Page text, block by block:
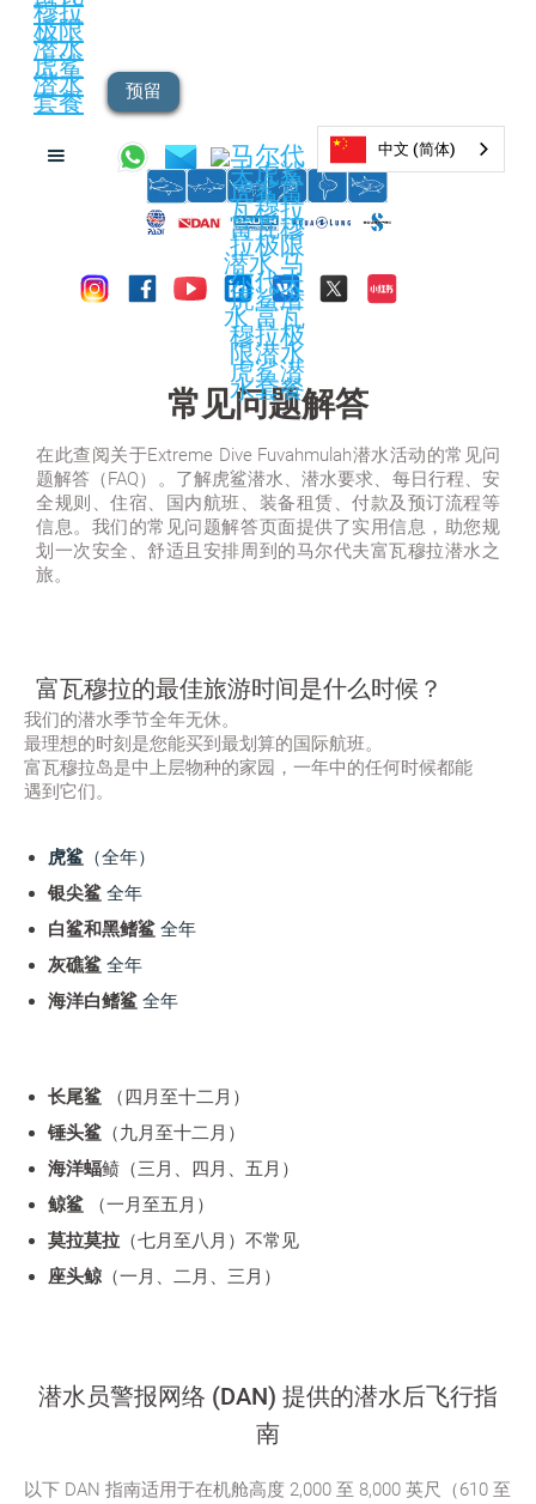
预留
中文 (简体)
常见问题解答
在此查阅关于Extreme Dive Fuvahmulah潜水活动的常见问
题解答（FAQ）。了解虎鲨潜水、潜水要求、每日行程、安
全规则、住宿、国内航班、装备租赁、付款及预订流程等
信息。我们的常见问题解答页面提供了实用信息，助您规
划一次安全、舒适且安排周到的马尔代夫富瓦穆拉潜水之
旅。
富瓦穆拉的最佳旅游时间是什么时候？
我们的潜水季节全年无休。
最理想的时刻是您能买到最划算的国际航班。
富瓦穆拉岛是中上层物种的家园，一年中的任何时候都能
遇到它们。
虎鲨 （全年）
银尖鲨 全年
白鲨和黑鳍鲨 全年
灰礁鲨 全年
海洋白鳍鲨 全年
长尾鲨
（四月至十二月）
锤头鲨 （九月至十二月）
海洋蝠鲼（三月、四月、五月）
鲸鲨
（一月至五月）
莫拉莫拉 （七月至八月）不常见
座头鲸 （一月、二月、三月）
潜水员警报网络 (DAN) 提供的潜水后飞行指
南
以下 DAN 指南适用于在机舱高度 2,000 至 8,000 英尺（610 至